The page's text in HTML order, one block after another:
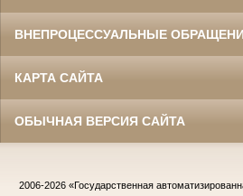
ВНЕПРОЦЕССУАЛЬНЫЕ
КАРТА САЙТА
ОБЫЧНАЯ ВЕРСИЯ САЙТА
2006-2026 «Государственная